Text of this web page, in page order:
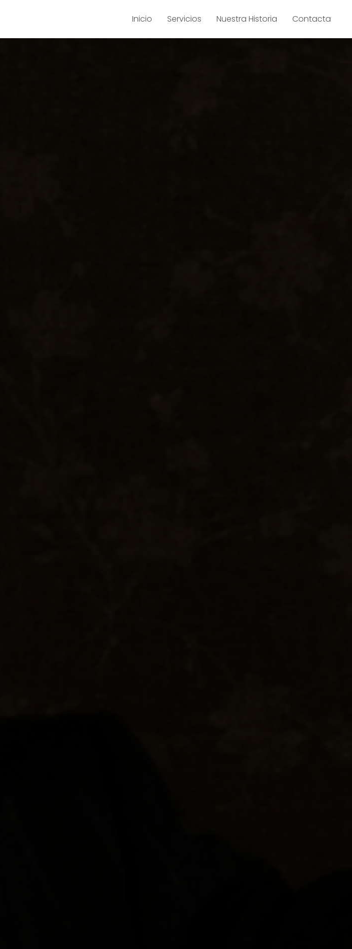
Inicio Servicios Nuestra Historia Contacta